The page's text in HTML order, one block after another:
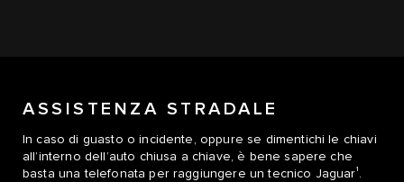
ASSISTENZA STRADALE
In caso di guasto o incidente, oppure se dimentichi le chiavi
all’interno dell’auto chiusa a chiave, è bene sapere che
basta una telefonata per raggiungere un tecnico Jaguar1 .